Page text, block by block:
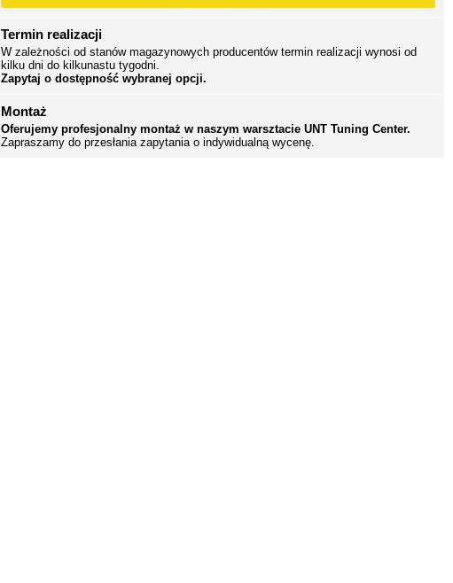
Termin realizacji
W zależności od stanów magazynowych producentów termin realizacji wynosi od
kilku dni do kilkunastu tygodni.
Zapytaj o dostępność wybranej opcji.
Montaż
Oferujemy profesjonalny montaż w naszym warsztacie UNT Tuning Center.
Zapraszamy do przesłania zapytania o indywidualną wycenę.